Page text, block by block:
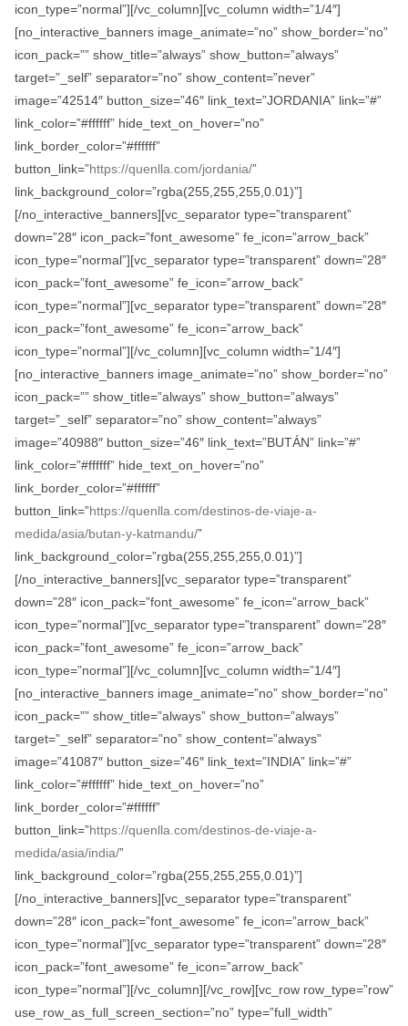
icon_type=”normal”][/vc_column][vc_column width=”1/4″]
[no_interactive_banners image_animate=”no” show_border=”no”
icon_pack=”” show_title=”always” show_button=”always”
target=”_self” separator=”no” show_content=”never”
image=”42514″ button_size=”46″ link_text=”JORDANIA” link=”#”
link_color=”#ffffff” hide_text_on_hover=”no”
link_border_color=”#ffffff”
button_link=”https://quenlla.com/jordania/”
link_background_color=”rgba(255,255,255,0.01)”]
[/no_interactive_banners][vc_separator type=”transparent”
down=”28″ icon_pack=”font_awesome” fe_icon=”arrow_back”
icon_type=”normal”][vc_separator type=”transparent” down=”28″
icon_pack=”font_awesome” fe_icon=”arrow_back”
icon_type=”normal”][vc_separator type=”transparent” down=”28″
icon_pack=”font_awesome” fe_icon=”arrow_back”
icon_type=”normal”][/vc_column][vc_column width=”1/4″]
[no_interactive_banners image_animate=”no” show_border=”no”
icon_pack=”” show_title=”always” show_button=”always”
target=”_self” separator=”no” show_content=”always”
image=”40988″ button_size=”46″ link_text=”BUTÁN” link=”#”
link_color=”#ffffff” hide_text_on_hover=”no”
link_border_color=”#ffffff”
button_link=”https://quenlla.com/destinos-de-viaje-a-
medida/asia/butan-y-katmandu/”
link_background_color=”rgba(255,255,255,0.01)”]
[/no_interactive_banners][vc_separator type=”transparent”
down=”28″ icon_pack=”font_awesome” fe_icon=”arrow_back”
icon_type=”normal”][vc_separator type=”transparent” down=”28″
icon_pack=”font_awesome” fe_icon=”arrow_back”
icon_type=”normal”][/vc_column][vc_column width=”1/4″]
[no_interactive_banners image_animate=”no” show_border=”no”
icon_pack=”” show_title=”always” show_button=”always”
target=”_self” separator=”no” show_content=”always”
image=”41087″ button_size=”46″ link_text=”INDIA” link=”#”
link_color=”#ffffff” hide_text_on_hover=”no”
link_border_color=”#ffffff”
button_link=”https://quenlla.com/destinos-de-viaje-a-
medida/asia/india/”
link_background_color=”rgba(255,255,255,0.01)”]
[/no_interactive_banners][vc_separator type=”transparent”
down=”28″ icon_pack=”font_awesome” fe_icon=”arrow_back”
icon_type=”normal”][vc_separator type=”transparent” down=”28″
icon_pack=”font_awesome” fe_icon=”arrow_back”
icon_type=”normal”][/vc_column][/vc_row][vc_row row_type=”row”
use_row_as_full_screen_section=”no” type=”full_width”